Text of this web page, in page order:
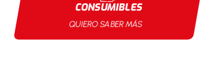
CONSUMIBLES
QUIERO SABER MÁS